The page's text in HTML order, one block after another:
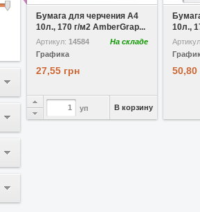
Бумага для черчения A4
10л., 170 г/м2 AmberGrap...
Артикул: 14584
На складе
Графика
27,55 грн
уп В корзину
10л.,
50,80